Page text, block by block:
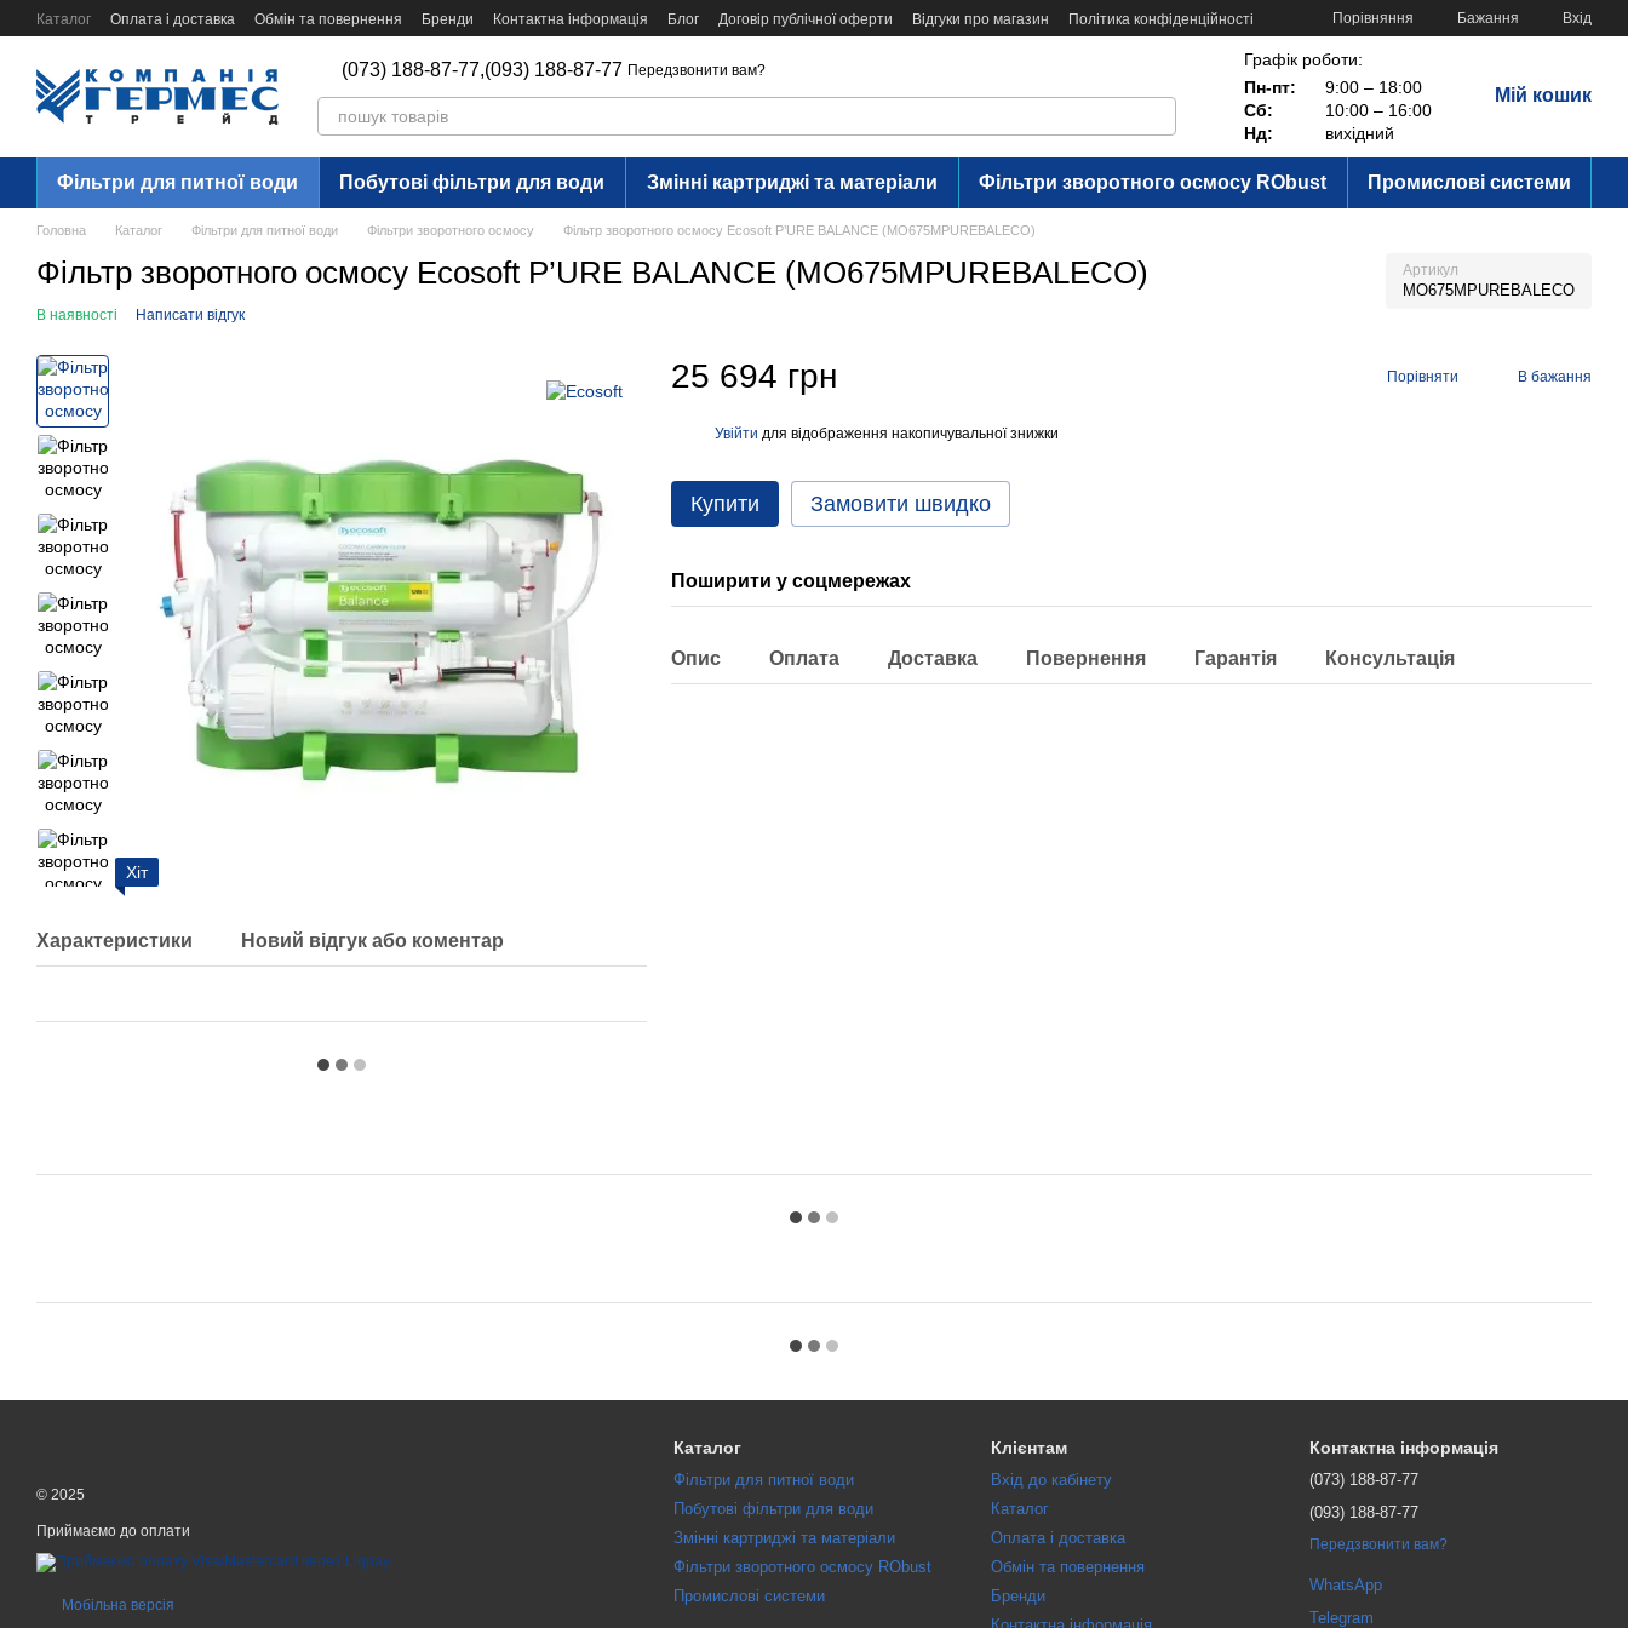
Перейти до основного контенту
Каталог Оплата і доставка Обмін та повернення Бренди Контактна інформація Блог Договір публічної оферти Відгуки про магазин Політика конфіденційності Порівняння Бажання Вхід
(073) 188-87-77,(093) 188-87-77 Передзвонити вам?
Графік роботи:
Пн-пт:
9:00 – 18:00
Сб:
10:00 – 16:00
Нд:
вихідний
Мій кошик
Фільтри для питної води Побутові фільтри для води Змінні картриджі та матеріали Фільтри зворотного осмосу RObust Промислові системи
Головна Каталог Фільтри для питної води Фільтри зворотного осмосу Фільтр зворотного осмосу Ecosoft P’URE BALANCE (MO675MPUREBALECO)
Фільтр зворотного осмосу Ecosoft P’URE BALANCE (MO675MPUREBALECO) Артикул
MO675MPUREBALECO
В наявності Написати відгук
Хіт
Характеристики Новий відгук або коментар
25 694 грн Порівняти В бажання
Увійти для відображення накопичувальної знижки
Купити Замовити швидко
Поширити у соцмережах
Опис Оплата Доставка Повернення Гарантія Консультація
© 2025
Приймаємо до оплати
Мобільна версія
Каталог
Фільтри для питної води
Побутові фільтри для води
Змінні картриджі та матеріали
Фільтри зворотного осмосу RObust
Промислові системи
Клієнтам
Вхід до кабінету
Каталог
Оплата і доставка
Обмін та повернення
Бренди
Контактна інформація
(073) 188-87-77
(093) 188-87-77
Передзвонити вам?
WhatsApp
Telegram